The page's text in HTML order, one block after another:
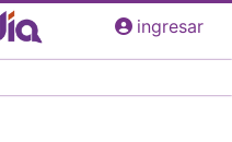
ingresar